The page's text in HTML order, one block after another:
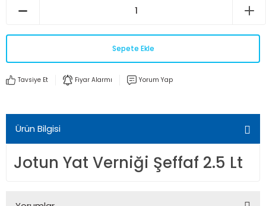
Sepete Ekle
Tavsiye Et Fiyar Alarmı Yorum Yap
Ürün Bilgisi
Jotun Yat Verniği Şeffaf 2.5 Lt